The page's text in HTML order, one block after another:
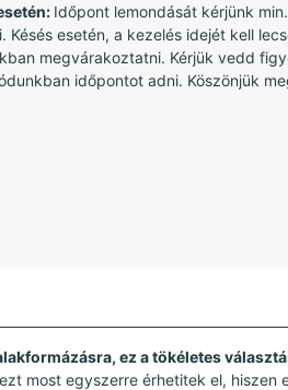
Időpont lemondását kérjünk
Késés esetén, a kezelés idejét kell
megvárakoztatni. Kérjük vedd
időpontot adni. Köszönjük
ez a tökéletes
most egyszerre érhetitek el, hiszen